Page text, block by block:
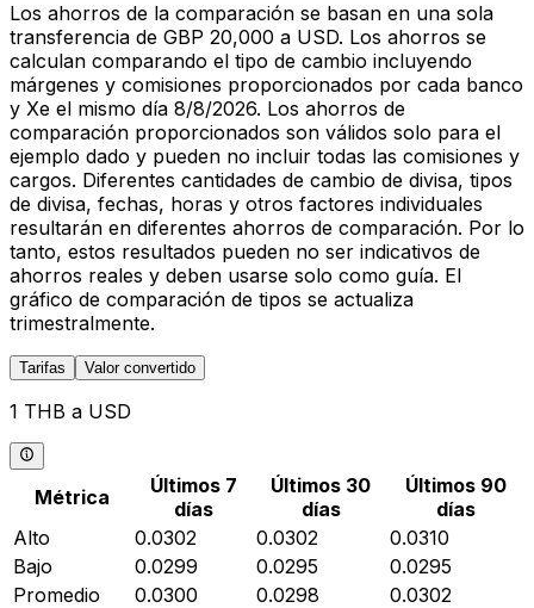
Los ahorros de la comparación se basan en una sola
transferencia de GBP 20,000 a USD. Los ahorros se
calculan comparando el tipo de cambio incluyendo
márgenes y comisiones proporcionados por cada banco
y Xe el mismo día 8/8/2026. Los ahorros de
comparación proporcionados son válidos solo para el
ejemplo dado y pueden no incluir todas las comisiones y
cargos. Diferentes cantidades de cambio de divisa, tipos
de divisa, fechas, horas y otros factores individuales
resultarán en diferentes ahorros de comparación. Por lo
tanto, estos resultados pueden no ser indicativos de
ahorros reales y deben usarse solo como guía. El
gráfico de comparación de tipos se actualiza
trimestralmente.
Tarifas Valor convertido
1 THB a USD
Métrica
Últimos 7
días
Últimos 30
días
Últimos 90
días
Alto
0.0302 0.0302
0.0310
Bajo
0.0299 0.0295
0.0295
Promedio
0.0300 0.0298
0.0302